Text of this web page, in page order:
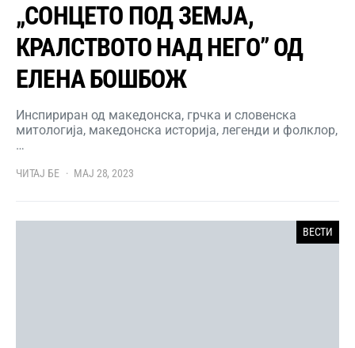
„СОНЦЕТО ПОД ЗЕМЈА,
КРАЛСТВОТО НАД НЕГО” ОД
ЕЛЕНА БОШБОЖ
Инспириран од македонска, грчка и словенска
митологија, македонска историја, легенди и фолклор,
…
ЧИТАЈ БЕ МАЈ 28, 2023
ВЕСТИ